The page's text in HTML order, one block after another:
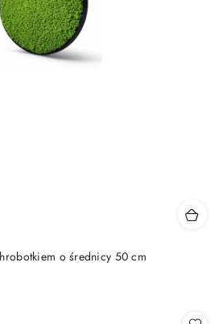
o średnicy 50 cm